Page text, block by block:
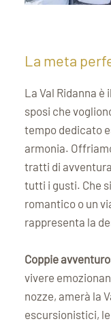
La meta
La Val Ridanna
sposi che
tempo dedicato
armonia.
tratti di
tutti i gusti. Che
romantico o un
rappresenta la
Coppie
vivere
nozze, amerà la
escursionistici,